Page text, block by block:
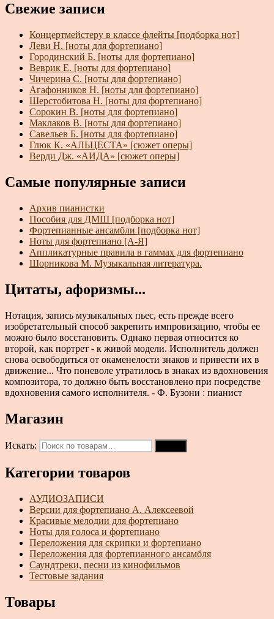
Свежие записи
Концертмейстеру в классе флейты [подборка нот]
Леви Н. [ноты для фортепиано]
Городинский Б. [ноты для фортепиано]
Веврик Е. [ноты для фортепиано]
Чичерина С. [ноты для фортепиано]
Агафонников Н. [ноты для фортепиано]
Шерстобитова Н. [ноты для фортепиано]
Сорокин В. [ноты для фортепиано]
Маклаков В. [ноты для фортепиано]
Савельев Б. [ноты для фортепиано]
Глюк К. «АЛЬЦЕСТА» [сюжет оперы]
Верди Дж. «АИДА» [сюжет оперы]
Самые популярные записи
Архив пианистки
Пособия для ДМШ [подборка нот]
Фортепианные ансамбли [подборка нот]
Ноты для фортепиано [А-Я]
Аппликатурные правила в гаммах для фортепиано
Шорникова М. Музыкальная литература.
Цитаты, афоризмы...
Нотация, запись музыкальных пьес, есть прежде всего
изобретательный способ закрепить импровизацию, чтобы ее
можно было восстановить. Однако первая относится ко
второй, как портрет - к живой модели. Исполнитель должен
снова освободиться от окаменелости знаков и привести их в
движение... Что поневоле утратилось в знаках из вдохновения
композитора, то должно быть восстановлено при посредстве
вдохновения самого исполнителя. - Ф. Бузони : пианист
Магазин
Искать:
Категории товаров
АУДИОЗАПИСИ
Версии для фортепиано А. Алексеевой
Красивые мелодии для фортепиано
Ноты для голоса и фортепиано
Переложения для скрипки и фортепиано
Переложения для фортепианного ансамбля
Саундтреки, песни из кинофильмов
Тестовые задания
Товары